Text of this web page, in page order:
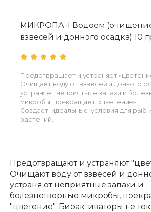
МИКРОПАН Водоем
взвесей и донного осадка) 10
Предотвращает и устраняет
Очищает воду от взвесей и донного
устраняет неприятные запахи и
микробы, прекращает «цветение».
Создает идеальные условия для рыб
растений.
Предотвращают и устраняют
Очищают воду от взвесей и
устраняют неприятные запахи и
болезнетворные микробы,
"цветение". Биоактиваторы не